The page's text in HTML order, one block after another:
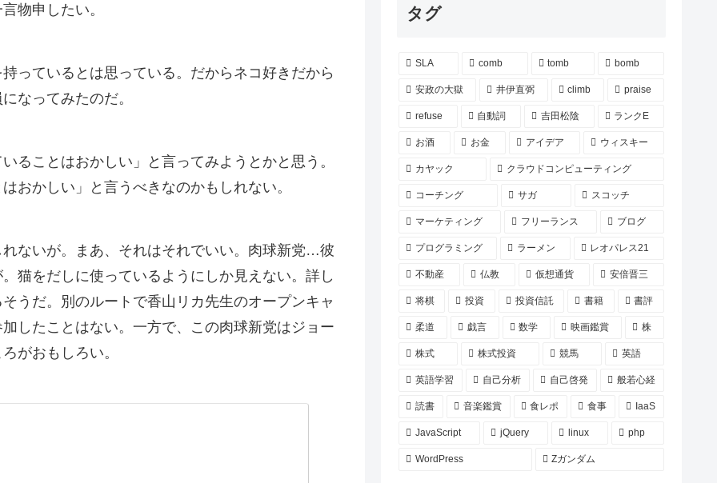
物申したい。
っているとは思っている。だからネコ好きだから
なってみたのだ。
ることはおかしい」と言ってみようとかと思う。
おかしい」と言うべきなのかもしれない。
ないが。まあ、それはそれでいい。肉球新党…彼
猫をだしに使っているようにしか見えない。詳し
うだ。別のルートで香山リカ先生のオープンキャ
したことはない。一方で、この肉球新党はジョー
がおもしろい。
タグ
SLA comb tomb bomb
安政の大獄 井伊直弼 climb praise
refuse 自動詞 吉田松陰 ランクE
お酒 お金 アイデア ウィスキー
カヤック クラウドコンピューティング
コーチング サガ スコッチ
マーケティング フリーランス ブログ
プログラミング ラーメン レオパレス21
不動産 仏教 仮想通貨 安倍晋三
将棋 投資 投資信託 書籍 書評
柔道 戯言 数学 映画鑑賞 株
株式 株式投資 競馬 英語
英語学習 自己分析 自己啓発 般若心経
読書 音楽鑑賞 食レポ 食事 IaaS
JavaScript jQuery linux php
WordPress Zガンダム